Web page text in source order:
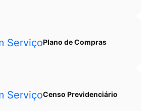
Plano de Compras
Censo Previdenciário